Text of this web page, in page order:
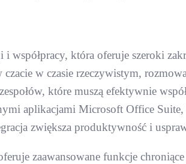
która oferuje szeroki
w czasie rzeczywistym,
które muszą efektywnie
aplikacjami Microsoft Office
zwiększa produktywność i
zaawansowane funkcje